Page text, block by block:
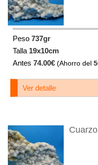
Peso 737gr
Talla 19x10cm
Antes 74.00€ (Ahorro del
Ver detalle